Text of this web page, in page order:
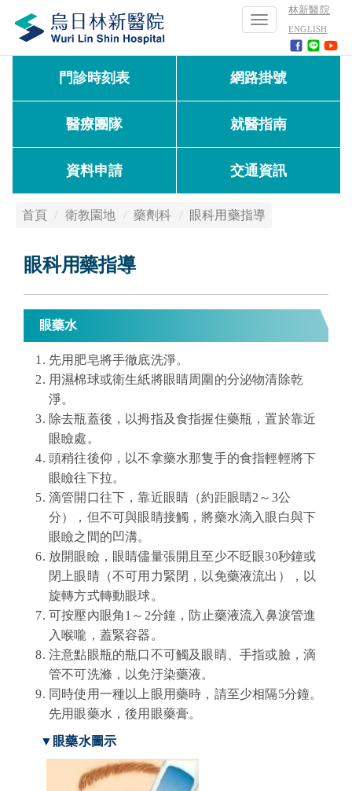
林新醫院
ENGLISH
Toggle
navigation
門診時刻表 網路掛號
醫療團隊 就醫指南
資料申請 交通資訊
首頁 衛教園地 藥劑科 眼科用藥指導
眼科用藥指導
眼藥水
先用肥皂將手徹底洗淨。
用濕棉球或衛生紙將眼睛周圍的分泌物清除乾
淨。
除去瓶蓋後，以拇指及食指握住藥瓶，置於靠近
眼瞼處。
頭稍往後仰，以不拿藥水那隻手的食指輕輕將下
眼瞼往下拉。
滴管開口往下，靠近眼睛（約距眼睛2～3公
分），但不可與眼睛接觸，將藥水滴入眼白與下
眼瞼之間的凹溝。
放開眼瞼，眼睛儘量張開且至少不眨眼30秒鐘或
閉上眼睛（不可用力緊閉，以免藥液流出 ）
，以
旋轉方式轉動眼球。
可按壓內眼角1 ～ 2分鐘，防止藥液流入鼻淚管進
入喉嚨，蓋緊容器。
注意點眼瓶的瓶口不可觸及眼睛、手指或臉，滴
管不可洗滌，以免汙染藥液。
同時使用一種以上眼用藥時，請至少相隔5分鐘。
先用眼藥水，後用眼藥膏。
▼眼藥水圖示